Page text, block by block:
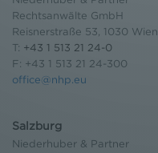
Rechtsanwälte GmbH
Reisnerstraße 53, 1030 Wien
T: +43 1 513 21 24-0
F: +43 1 513 21 24-300
office@nhp.eu
Salzburg
Niederhuber & Partner